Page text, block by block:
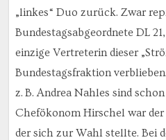
„linkes“ Duo zurück. Zwar
Bundestagsabgeordnete DL
einzige Vertreterin dieser
Bundestagsfraktion
z. B. Andrea Nahles sind
Chefökonom Hirschel war der
der sich zur Wahl stellte. Bei